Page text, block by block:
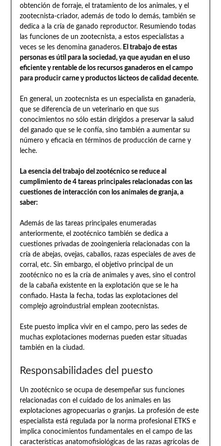
obtención de forraje, el tratamiento de los animales, y el
zootecnista-criador, además de todo lo demás, también se
dedica a la cría de ganado reproductor. Resumiendo todas
las funciones de un zootecnista, a estos especialistas a
veces se les denomina ganaderos.El trabajo de estas
personas es útil para la sociedad, ya que ayudan en el uso
eficiente y rentable de los recursos ganaderos en el campo
para producir carne y productos lácteos de calidad decente.
En general, un zootecnista es un especialista en ganadería,
que se diferencia de un veterinario en que sus
conocimientos no sólo están dirigidos a preservar la salud
del ganado que se le confía, sino también a aumentar su
número y eficacia en términos de producción de carne y
leche.
La esencia del trabajo del zootécnico se reduce al
cumplimiento de 4 tareas principales relacionadas con las
cuestiones de interacción con los animales de granja, a
saber:
Además de las tareas principales enumeradas
anteriormente, el zootécnico también se dedica a
cuestiones privadas de zooingeniería relacionadas con la
cría de abejas, ovejas, caballos, razas especiales de aves de
corral, etc. Sin embargo, el objetivo principal de un
zootécnico no es la cría de animales y aves, sino el control
de la cabaña existente en la explotación que se le ha
confiado. Hasta la fecha, todas las explotaciones del
complejo agroindustrial emplean zootecnistas.
Este puesto implica vivir en el campo, pero las sedes de
muchas explotaciones modernas pueden estar situadas
también en la ciudad.
Responsabilidades del puesto
Un zootécnico se ocupa de desempeñar sus funciones
relacionadas con el cuidado de los animales en las
explotaciones agropecuarias o granjas. La profesión de este
especialista está regulada por la norma profesional ETKS e
implica conocimientos fundamentales en el campo de las
características anatomofisiológicas de las razas agrícolas de